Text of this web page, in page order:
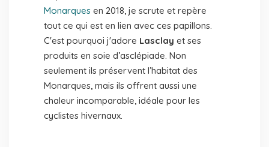
Monarquesen 2018, je scrute et repère
tout ce qui est en lien avec ces papillons.
C'est pourquoi j'adore Lasclay et ses
produits en soie d’asclépiade. Non
seulement ils préservent l’habitat des
Monarques, mais ils offrent aussi une
chaleur incomparable, idéale pour les
cyclistes hivernaux.